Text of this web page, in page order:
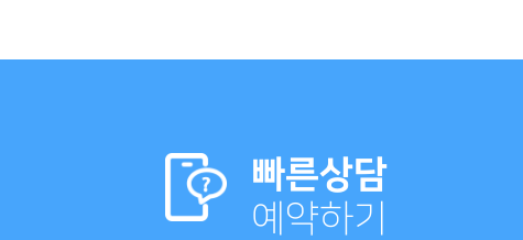
빠른상담
예약하기